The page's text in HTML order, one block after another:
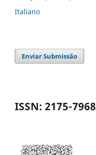
Italiano
Enviar Submissão
ISSN: 2175-7968